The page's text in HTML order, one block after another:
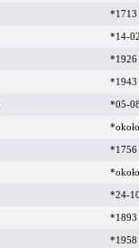
*1713
*14-
*1926
*1943
*05-
*1756
*24-
*1893
*1958